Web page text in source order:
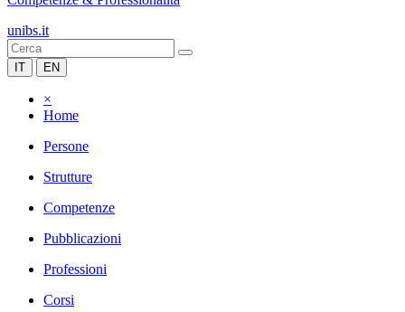
unibs.it
IT EN
×
Home
Persone
Strutture
Competenze
Pubblicazioni
Professioni
Corsi